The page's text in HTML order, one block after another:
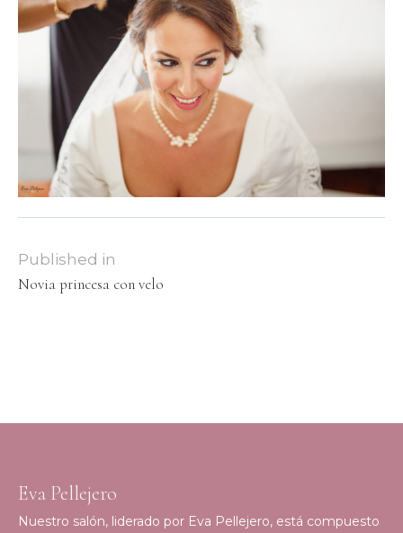
Published in
Novia princesa con velo
Eva Pellejero
Nuestro salón, liderado por Eva Pellejero, está compuesto